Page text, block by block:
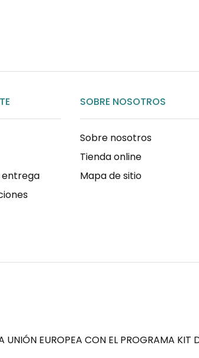
entrega
SOBRE NOSOTROS
Sobre nosotros
Tienda online
Mapa de sitio
UNIÓN EUROPEA CON EL PROGRAMA KIT